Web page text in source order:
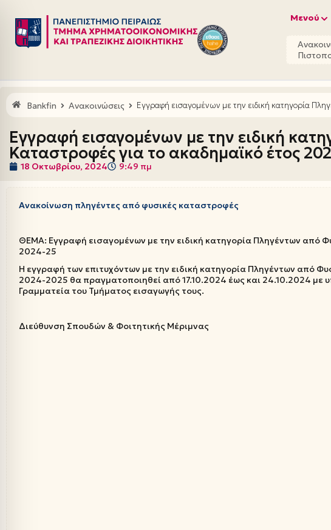
Μεταπηδήστε
στο
Μενού
Bankfin Ανακοινώσεις Εγγραφή εισαγομένων με την ειδική κατηγορία
Εγγραφή εισαγομένων με την ειδική
Καταστροφές για το ακαδημαϊκό έτος
18 Οκτωβρίου, 2024 9:49 πμ
Ανακοίνωση πληγέντες από φυσικές καταστροφές
ΘΕΜΑ: Εγγραφή εισαγομένων με την ειδική κατηγορία Πληγέντων από
2024-25
Η εγγραφή των επιτυχόντων με την ειδική κατηγορία Πληγέντων από
2024-2025 θα πραγματοποιηθεί από 17.10.2024 έως και 24.10.2024 με
Γραμματεία του Τμήματος εισαγωγής τους.
Διεύθυνση Σπουδών & Φοιτητικής Μέριμνας